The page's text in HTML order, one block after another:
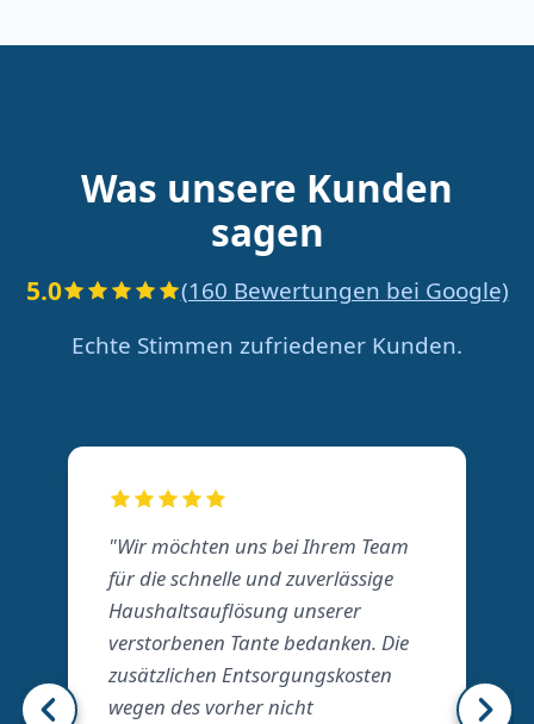
Was unsere Kunden
sagen
5.0
(160 Bewertungen bei Google)
Echte Stimmen zufriedener Kunden.
"Wir möchten uns bei Ihrem Team
für die schnelle und zuverlässige
Haushaltsauflösung unserer
verstorbenen Tante bedanken. Die
zusätzlichen Entsorgungskosten
wegen des vorher nicht